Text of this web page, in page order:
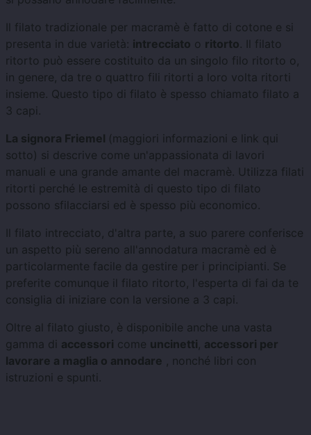
Il filato tradizionale per macramè è fatto di cotone e si
presenta in due varietà: intrecciato o ritorto. Il filato
ritorto può essere costituito da un singolo filo ritorto o,
in genere, da tre o quattro fili ritorti a loro volta ritorti
insieme. Questo tipo di filato è spesso chiamato filato a
3 capi.
La signora Friemel (maggiori informazioni e link qui
sotto) si descrive come un'appassionata di lavori
manuali e una grande amante del macramè. Utilizza filati
ritorti perché le estremità di questo tipo di filato
possono sfilacciarsi ed è spesso più economico.
Il filato intrecciato, d'altra parte, a suo parere conferisce
un aspetto più sereno all'annodatura macramè ed è
particolarmente facile da gestire per i principianti. Se
preferite comunque il filato ritorto, l'esperta di fai da te
consiglia di iniziare con la versione a 3 capi.
Oltre al filato giusto, è disponibile anche una vasta
gamma di accessori come uncinetti accessori per
lavorare a maglia o annodare , nonché libri con
istruzioni e spunti.